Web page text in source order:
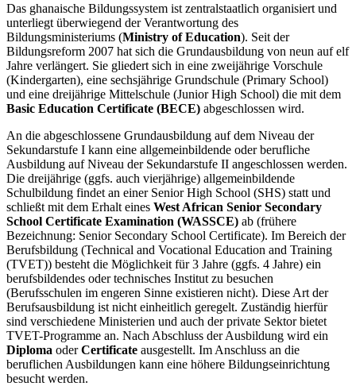
Das ghanaische Bildungssystem ist zentralstaatlich organisiert und
unterliegt überwiegend der Verantwortung des
Bildungsministeriums (Ministry of Education). Seit der
Bildungsreform 2007 hat sich die Grundausbildung von neun auf elf
Jahre verlängert. Sie gliedert sich in eine zweijährige Vorschule
(Kindergarten), eine sechsjährige Grundschule (Primary School)
und eine dreijährige Mittelschule (Junior High School) die mit dem
Basic Education Certificate (BECE) abgeschlossen wird.
An die abgeschlossene Grundausbildung auf dem Niveau der
Sekundarstufe I kann eine allgemeinbildende oder berufliche
Ausbildung auf Niveau der Sekundarstufe II angeschlossen werden.
Die dreijährige (ggfs. auch vierjährige) allgemeinbildende
Schulbildung findet an einer Senior High School (SHS) statt und
schließt mit dem Erhalt eines West African Senior Secondary
School Certificate Examination (WASSCE) ab (frühere
Bezeichnung: Senior Secondary School Certificate). Im Bereich der
Berufsbildung (Technical and Vocational Education and Training
(TVET)) besteht die Möglichkeit für 3 Jahre (ggfs. 4 Jahre) ein
berufsbildendes oder technisches Institut zu besuchen
(Berufsschulen im engeren Sinne existieren nicht). Diese Art der
Berufsausbildung ist nicht einheitlich geregelt. Zuständig hierfür
sind verschiedene Ministerien und auch der private Sektor bietet
TVET-Programme an. Nach Abschluss der Ausbildung wird ein
Diploma oderCertificate ausgestellt. Im Anschluss an die
beruflichen Ausbildungen kann eine höhere Bildungseinrichtung
besucht werden.